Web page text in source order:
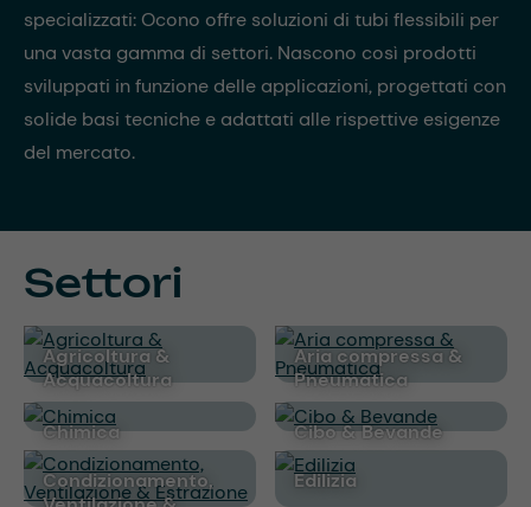
specializzati: Ocono offre soluzioni di tubi flessibili per
una vasta gamma di settori. Nascono così prodotti
sviluppati in funzione delle applicazioni, progettati con
solide basi tecniche e adattati alle rispettive esigenze
del mercato.
Settori
Agricoltura &
Acquacoltura
Aria compressa &
Pneumatica
Chimica
Cibo & Bevande
Condizionamento,
Edilizia